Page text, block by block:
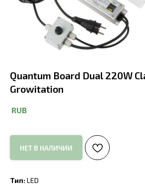
Quantum Board Dual 220W
Growitation
RUB
НЕТ В НАЛИЧИИ
Тип:LED